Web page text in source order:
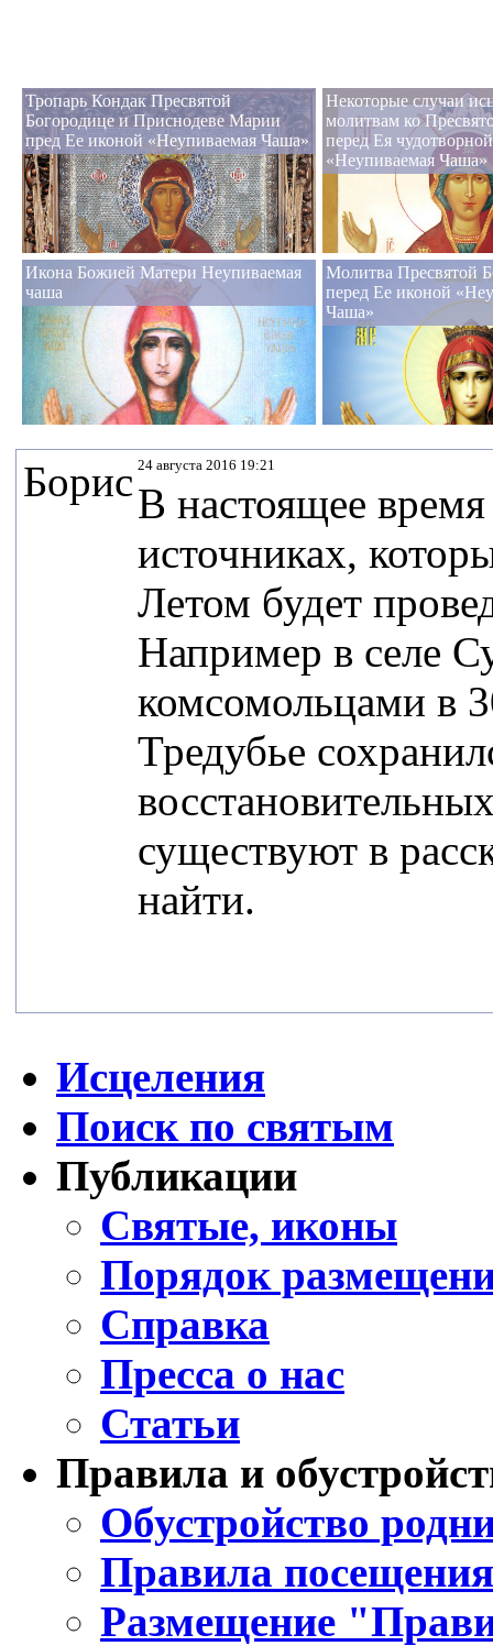
Тропарь Кондак Пресвятой
Богородице и Приснодеве Марии
пред Ее иконой «Неупиваемая Чаша»
Некоторые случаи
молитвам ко
перед Ея
«Неупиваемая Чаша»
Икона Божией Матери Неупиваемая
чаша
Молитва Пресвятой
перед Ее иконой
Чаша»
Борис 24 августа 2016 19:21
В настоящее
источниках,
Летом будет
Например в селе
комсомольцами в
Тредубье
существуют в
найти.
Исцеления
Поиск по святым
Публикации
Святые, иконы
Порядок
Справка
Пресса о нас
Статьи
Правила и
Обустройство
Правила
Размещение